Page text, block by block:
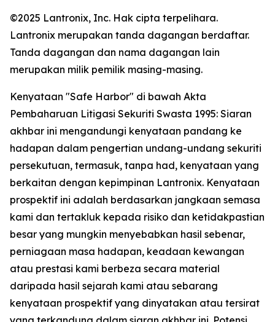
©2025 Lantronix, Inc. Hak cipta terpelihara.
Lantronix merupakan tanda dagangan berdaftar.
Tanda dagangan dan nama dagangan lain
merupakan milik pemilik masing-masing.
Kenyataan "Safe Harbor" di bawah Akta
Pembaharuan Litigasi Sekuriti Swasta 1995: Siaran
akhbar ini mengandungi kenyataan pandang ke
hadapan dalam pengertian undang-undang sekuriti
persekutuan, termasuk, tanpa had, kenyataan yang
berkaitan dengan kepimpinan Lantronix. Kenyataan
prospektif ini adalah berdasarkan jangkaan semasa
kami dan tertakluk kepada risiko dan ketidakpastian
besar yang mungkin menyebabkan hasil sebenar,
perniagaan masa hadapan, keadaan kewangan
atau prestasi kami berbeza secara material
daripada hasil sejarah kami atau sebarang
kenyataan prospektif yang dinyatakan atau tersirat